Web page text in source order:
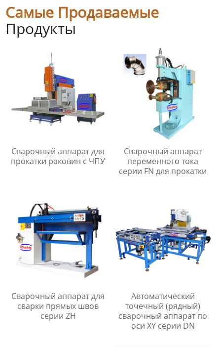
Самые Продаваемые
Продукты
Сварочный аппарат для
прокатки раковин с ЧПУ
Сварочный аппарат
переменного тока
серии FN для прокатки
Сварочный аппарат для
сварки прямых швов
серии ZH
Автоматический
точечный (рядный)
сварочный аппарат по
оси XY серии DN